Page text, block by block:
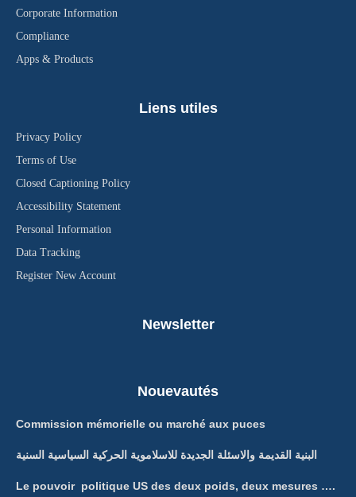
Corporate Information
Compliance
Apps & Products
Liens utiles
Privacy Policy
Terms of Use
Closed Captioning Policy
Accessibility Statement
Personal Information
Data Tracking
Register New Account
Newsletter
Nouevautés
Commission mémorielle ou marché aux puces
البنية القديمة والاسئلة الجديدة للاسلاموية الحركية السياسية السنية
Le pouvoir politique US des deux poids, deux mesures ….